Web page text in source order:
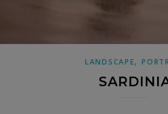
LANDSCAPE,